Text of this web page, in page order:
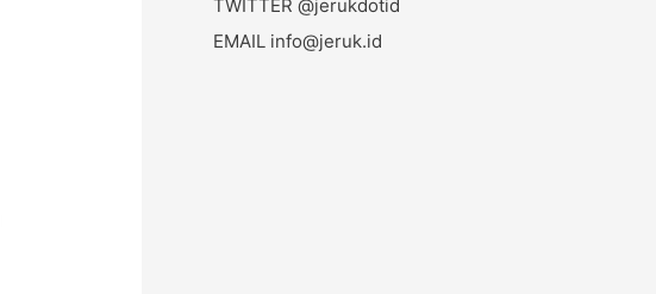
TWITTER @jerukdotid
EMAIL info@jeruk.id